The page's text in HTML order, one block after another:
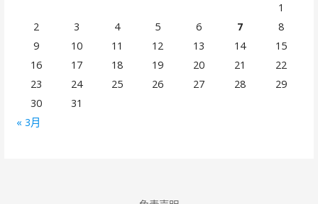
« 3月
1
2
3 4 5 6 7
8
9
10 11 12 13 14
15
16
17 18 19 20 21
22
23
24 25 26 27 28
29
30
31